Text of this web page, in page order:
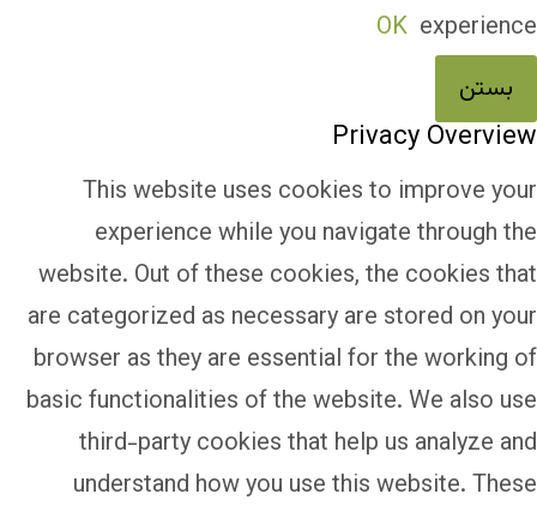
experience
OK
بستن
Privacy Overview
This website uses cookies to improve your
experience while you navigate through the
website. Out of these cookies, the cookies that
are categorized as necessary are stored on your
browser as they are essential for the working of
basic functionalities of the website. We also use
third-party cookies that help us analyze and
understand how you use this website. These